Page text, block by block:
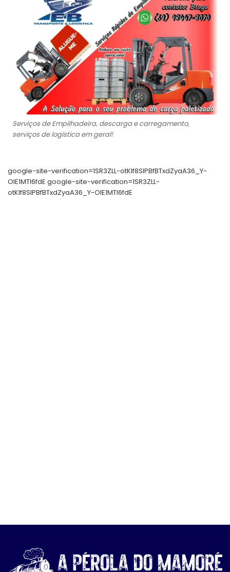
Serviços de Empilhadeira, descarga e carregamento,
serviços de logística em geral!
google-site-verification=1SR3ZLL-otKIf8SlPBfBTxdZyaA36_Y-
OIE1MTl6fdE google-site-verification=1SR3ZLL-
otKIf8SlPBfBTxdZyaA36_Y-OIE1MTl6fdE